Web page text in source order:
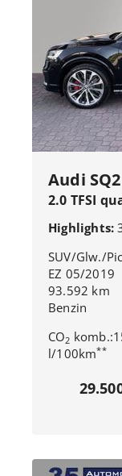
Audi SQ2
2.0 TFSI
Highlights:
SUV/Glw./
EZ 05/2019
93.592 km
Benzin
CO2
l/100km**